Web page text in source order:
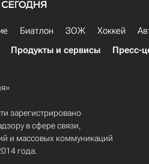
Биатлон ЗОЖ Хоккей
Продукты и сервисы Пресс-
зарегистрировано
в сфере связи,
и массовых коммуникаций
года.